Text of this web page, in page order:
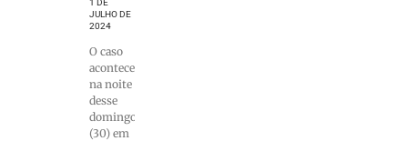
1 DE
JULHO DE
2024
O caso
aconteceu
na noite
desse
domingo
(30) em